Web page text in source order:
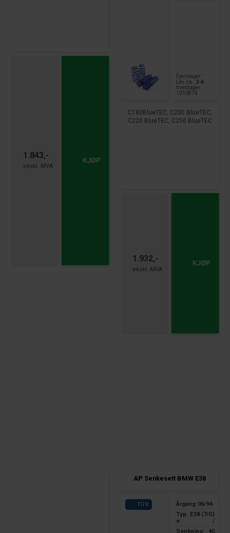
1.843,- KJØP
Fjernlager
Lev. ca.:
2-6
hverdager
1010974
C180BlueTEC, C200 BlueTEC,
C220 BlueTEC, C250 BlueTEC
1.932,- KJØP
AP Senkesett BMW E38
TÜV Årgang: 06/94-
Typ
e:
E38 (7/G)
/
Senkning
40